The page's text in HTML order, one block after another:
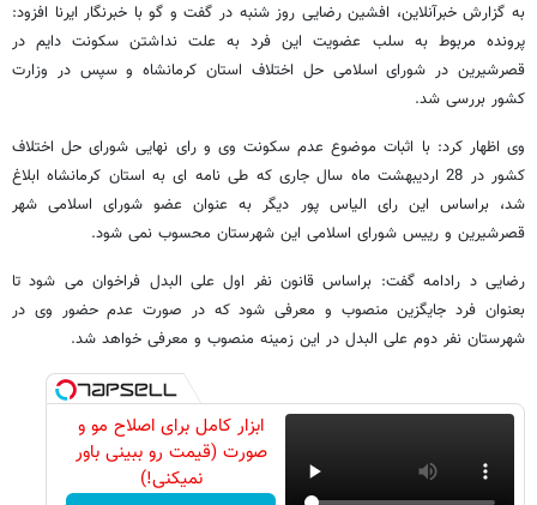
به گزارش خبرآنلاین، افشین رضایی روز شنبه در گفت و گو با خبرنگار ایرنا افزود:
پرونده مربوط به سلب عضویت این فرد به علت نداشتن سکونت دایم در
قصرشیرین در شورای اسلامی حل اختلاف استان کرمانشاه و سپس در وزارت
کشور بررسی شد.
وی اظهار کرد: با اثبات موضوع عدم سکونت وی و رای نهایی شورای حل اختلاف
کشور در 28 اردیبهشت ماه سال جاری که طی نامه ای به استان کرمانشاه ابلاغ
شد، براساس این رای الیاس پور دیگر به عنوان عضو شورای اسلامی شهر
قصرشیرین و رییس شورای اسلامی این شهرستان محسوب نمی شود.
رضایی د رادامه گفت: براساس قانون نفر اول علی البدل فراخوان می شود تا
بعنوان فرد جایگزین منصوب و معرفی شود که در صورت عدم حضور وی در
شهرستان نفر دوم علی البدل در این زمینه منصوب و معرفی خواهد شد.
ابزار کامل برای اصلاح مو و
صورت (قیمت رو ببینی باور
نمیکنی!)